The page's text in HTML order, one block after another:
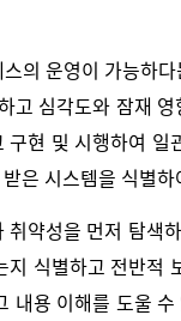
의 운영이 가능하
고 심각도와 잠재
구현 및 시행하여
은 시스템을 식별
약성을 먼저 탐색
지 식별하고 전반적
내용 이해를 도울